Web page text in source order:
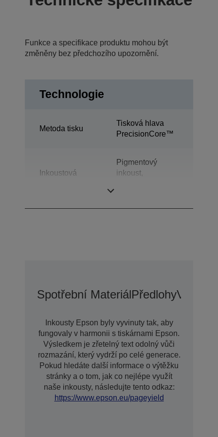
Funkce a specifikace produktu mohou být
změněny bez předchozího upozornění.
Technologie
Metoda tisku
Tisková hlava
PrecisionCore™
Inkoustová
Pigmentový
inkoust,
Spotřební MateriálPředlohy
Inkousty Epson byly vyvinuty tak, aby
fungovaly v harmonii s tiskárnami Epson.
Výsledkem je zřetelný text odolný vůči
rozmazání, který vydrží po celé generace.
Pokud hledáte další informace o výtěžku
stránky a o tom, jak co nejlépe využít
naše inkousty, následujte tento odkaz:
https://www.epson.eu/pageyield